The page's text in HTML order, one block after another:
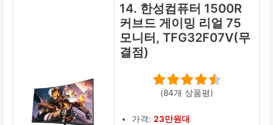
14. 한성컴퓨터 1500R
커브드 게이밍 리얼 75
모니터, TFG32F07V(무
결점)
(84개 상품평)
가격:23만원대